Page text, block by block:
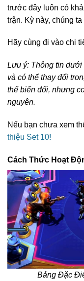
trước đây luôn có
trận. Kỳ này, chúng
Hãy cùng đi vào chi
Lưu ý: Thông tin
và có thể thay đổi
thể biến đổi, nhưng
nguyên.
Nếu bạn chưa xem
thiệu Set 10!
Cách Thức Hoạt
Bảng Đặc